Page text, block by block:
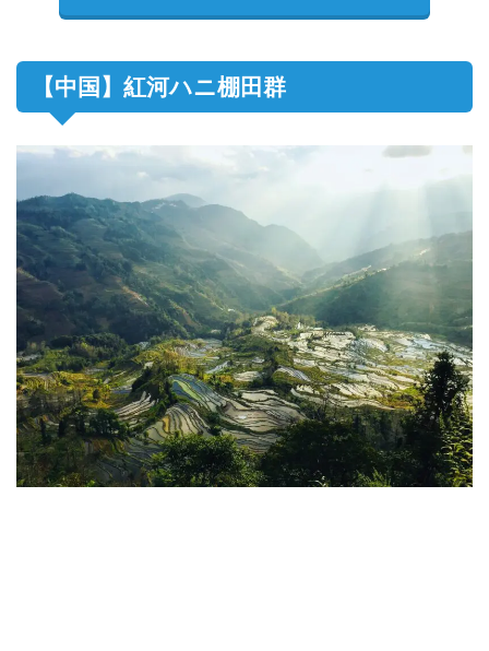
【中国】紅河ハニ棚田群